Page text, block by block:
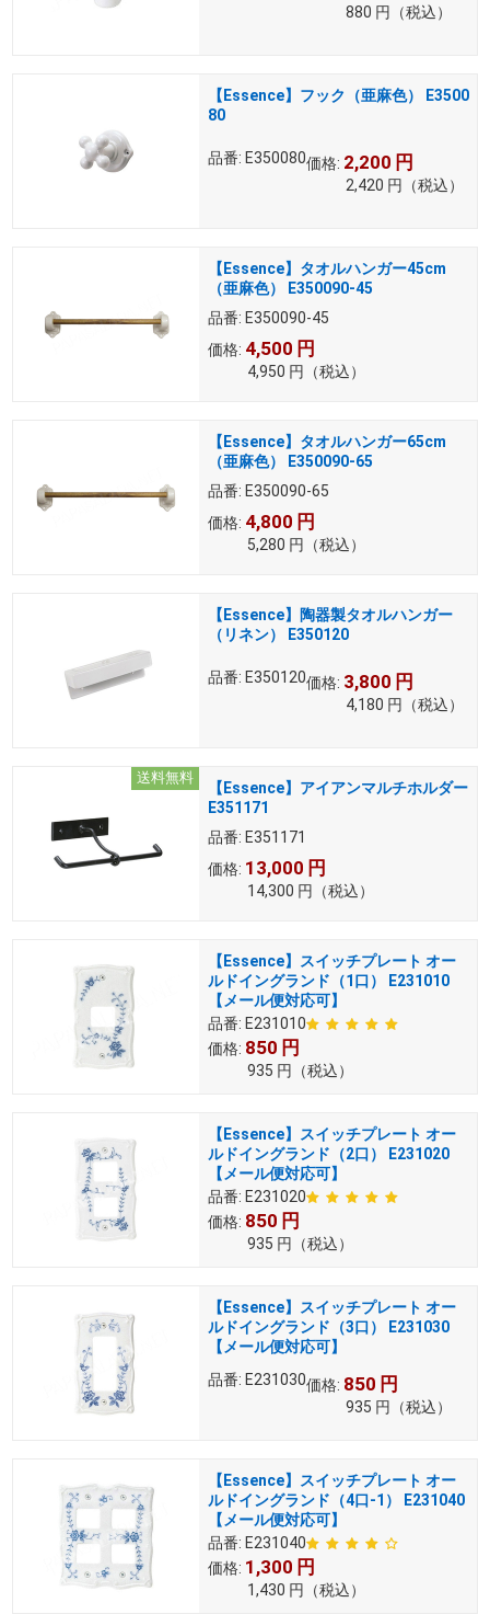
880 円 （税込）
【Essence】フック（亜麻色） E3500
80
品番: E350080価格: 2,200 円
2,420 円 （税込）
【Essence】タオルハンガー45cm
（亜麻色） E350090-45
品番: E350090-45
価格: 4,500 円
4,950 円 （税込）
【Essence】タオルハンガー65cm
（亜麻色） E350090-65
品番: E350090-65
価格: 4,800 円
5,280 円 （税込）
【Essence】陶器製タオルハンガー
（リネン） E350120
品番: E350120価格: 3,800 円
4,180 円 （税込）
送料無料
【Essence】アイアンマルチホルダー
E351171
品番: E351171
価格: 13,000 円
14,300 円 （税込）
【Essence】スイッチプレート オー
ルドイングランド（1口） E231010
【メール便対応可】
品番: E231010
価格: 850 円
935 円 （税込）
【Essence】スイッチプレート オー
ルドイングランド（2口） E231020
【メール便対応可】
品番: E231020
価格: 850 円
935 円 （税込）
【Essence】スイッチプレート オー
ルドイングランド（3口） E231030
【メール便対応可】
品番: E231030価格: 850 円
935 円 （税込）
【Essence】スイッチプレート オー
ルドイングランド（4口-1） E231040
【メール便対応可】
品番: E231040
価格: 1,300 円
1,430 円 （税込）